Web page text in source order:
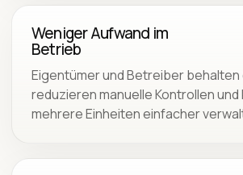
Weniger Aufwand im
Betrieb
Eigentümer und Betreiber behalten
reduzieren manuelle Kontrollen und
mehrere Einheiten einfacher